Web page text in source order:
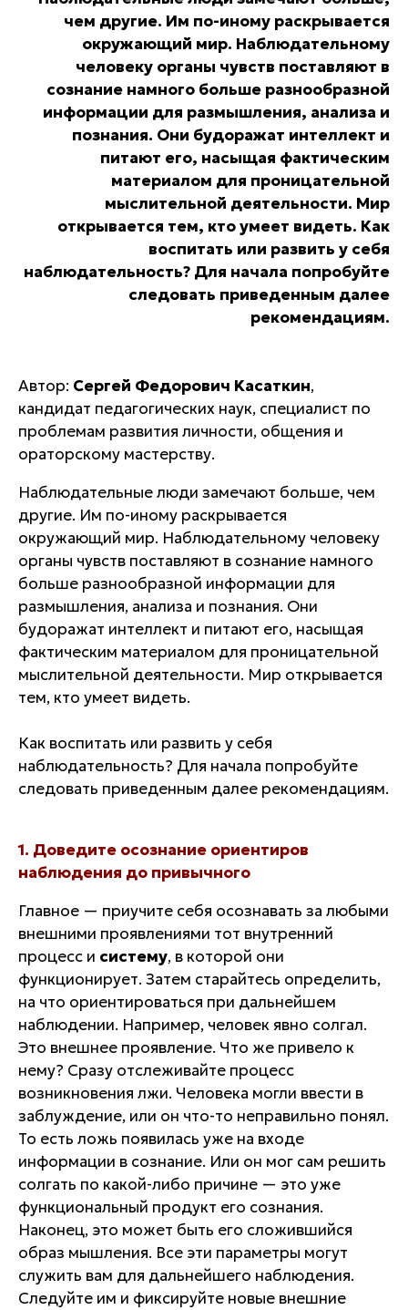
чем другие. Им по-иному раскрывается
окружающий мир. Наблюдательному
человеку органы чувств поставляют в
сознание намного больше разнообразной
информации для размышления, анализа и
познания. Они будоражат интеллект и
питают его, насыщая фактическим
материалом для проницательной
мыслительной деятельности. Мир
открывается тем, кто умеет видеть. Как
воспитать или развить у себя
наблюдательность? Для начала попробуйте
следовать приведенным далее
рекомендациям.
Автор: Cepгей Фeдopoвич Kаcaткин,
кандидат педагогических наук, специалист по
проблемам развития личности, общения и
ораторскому мастерству.
Наблюдательные люди замечают больше, чем
другие. Им по-иному раскрывается
окружающий мир. Наблюдательному человеку
органы чувств поставляют в сознание намного
больше разнообразной информации для
размышления, анализа и познания. Они
будоражат интеллект и питают его, насыщая
фактическим материалом для проницательной
мыслительной деятельности. Мир открывается
тем, кто умеет видеть.
Как воспитать или развить у себя
наблюдательность? Для начала попробуйте
следовать приведенным далее рекомендациям.
1. Доведите осознание ориентиров
наблюдения до привычного
Главное — приучите себя осознавать за любыми
внешними проявлениями тот внутренний
процесс и систему, в которой они
функционирует. Затем старайтесь определить,
на что ориентироваться при дальнейшем
наблюдении. Например, человек явно солгал.
Это внешнее проявление. Что же привело к
нему? Сразу отслеживайте процесс
возникновения лжи. Человека могли ввести в
заблуждение, или он что-то неправильно понял.
То есть ложь появилась уже на входе
информации в сознание. Или он мог сам решить
солгать по какой-либо причине — это уже
функциональный продукт его сознания.
Наконец, это может быть его сложившийся
образ мышления. Все эти параметры могут
служить вам для дальнейшего наблюдения.
Следуйте им и фиксируйте новые внешние